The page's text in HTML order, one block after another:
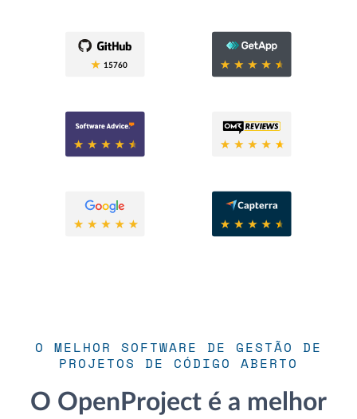
15760
O MELHOR SOFTWARE DE GESTÃO DE
PROJETOS DE CÓDIGO ABERTO
O OpenProject é a melhor